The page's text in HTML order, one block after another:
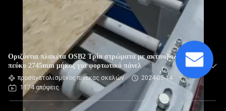
Οριζόντια πλακέτα OSB2 Τρία στρώματα με ακτινοβολούμενο
πεύκο 2745mm μήκος για φορτωτικό πάνελ
προσανατολισμένος πίνακας σκελών
2024-05-14
1174 απόψεις